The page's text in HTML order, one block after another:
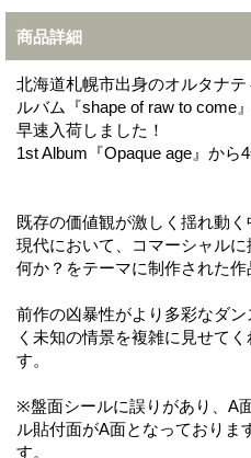
商品詳細
北海道札幌市出身のオルタナ
ルバム『shape of raw to come
早速入荷しました！
1st Album『Opaque age』から
既存の価値観が激しく揺れ動
現代において、コマーシャル
何か？をテーマに制作された作
前作の凶暴性がより多彩なダ
く未知の情景を複雑に見せて
す。
※盤面シールに誤りがあり、A
ル貼付面がA面となっておりま
す。